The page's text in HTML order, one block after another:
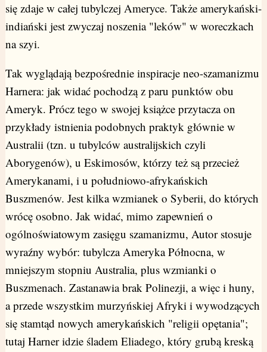
się zdaje w całej tubylczej Ameryce. Także amerykański-
indiański jest zwyczaj noszenia "leków" w woreczkach
na szyi.
Tak wyglądają bezpośrednie inspiracje neo-szamanizmu
Harnera: jak widać pochodzą z paru punktów obu
Ameryk. Prócz tego w swojej książce przytacza on
przykłady istnienia podobnych praktyk głównie w
Australii (tzn. u tubylców australijskich czyli
Aborygenów), u Eskimosów, którzy też są przecież
Amerykanami, i u południowo-afrykańskich
Buszmenów. Jest kilka wzmianek o Syberii, do których
wrócę osobno. Jak widać, mimo zapewnień o
ogólnoświatowym zasięgu szamanizmu, Autor stosuje
wyraźny wybór: tubylcza Ameryka Północna, w
mniejszym stopniu Australia, plus wzmianki o
Buszmenach. Zastanawia brak Polinezji, a więc i huny,
a przede wszystkim murzyńskiej Afryki i wywodzących
się stamtąd nowych amerykańskich "religii opętania";
tutaj Harner idzie śladem Eliadego, który grubą kreską